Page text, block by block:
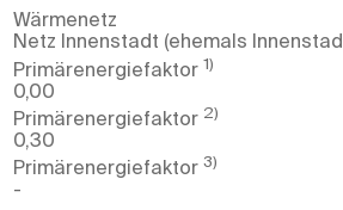
Wärmenetz
Netz Innenstadt (ehemals
Primärenergie­faktor 1)
0,00
Primärenergie­faktor 2)
0,30
Primärenergie­faktor 3)
-